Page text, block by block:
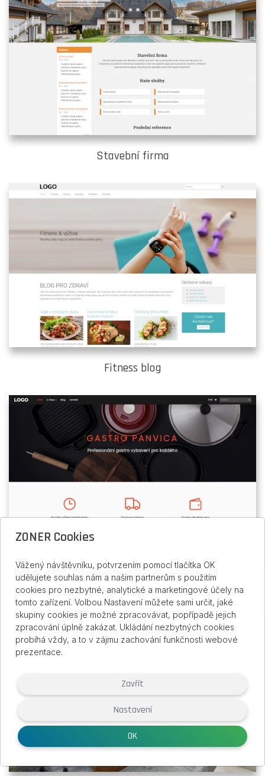
Stavební firma
Fitness blog
Gastro shop
ZONER Cookies
Vážený návštěvníku, potvrzením pomocí tlačítka OK
udělujete souhlas nám a našim partnerům s použitím
cookies pro nezbytné, analytické a marketingové účely na
tomto zařízení. Volbou Nastavení můžete sami určit, jaké
skupiny cookies je možné zpracovávat, popřípadě jejich
zpracování úplně zakázat. Ukládání nezbytných cookies
probíhá vždy, a to v zájmu zachování funkčnosti webové
prezentace.
Zavřít
Nastavení
OK